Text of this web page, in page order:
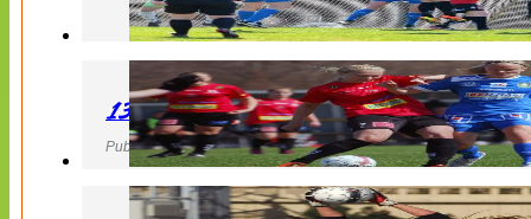
130427 LB 07 – QBIK
Publicerad 27 April 2013, 22:40